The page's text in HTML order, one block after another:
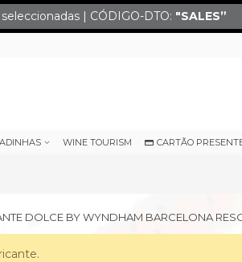
| CÓDIGO-DTO: "SALES”
WINE TOURISM CARTÃO
DOLCE BY WYNDHAM BARCELONA